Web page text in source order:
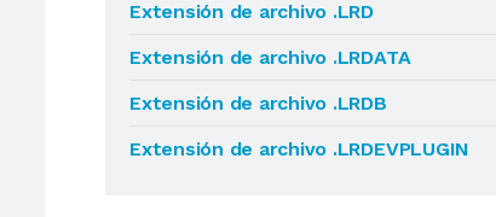
Extensión de archivo .LRD
Extensión de archivo .LRDATA
Extensión de archivo .LRDB
Extensión de archivo .LRDEVPLUGIN